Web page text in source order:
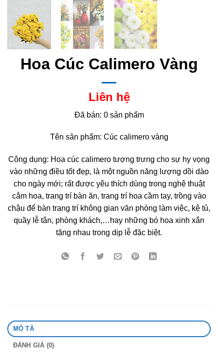
Hoa Cúc Calimero Vàng
Liên hệ
Đã bán: 0 sản phẩm
Tên sản phẩm: Cúc calimero vàng
Công dụng: Hoa cúc calimero tượng trưng cho sự hy vọng
vào những điều tốt đẹp, là một nguồn năng lượng dồi dào
cho ngày mới; rất được yêu thích dùng trong nghệ thuật
cắm hoa, trang trí bàn ăn, trang trí hoa cầm tay, trồng vào
chậu để bàn trang trí không gian văn phòng làm việc, kệ tủ,
quầy lễ tân, phòng khách,…hay những bó hoa xinh xắn
tặng nhau trong dịp lễ đặc biệt.
MÔ TẢ
ĐÁNH GIÁ (0)